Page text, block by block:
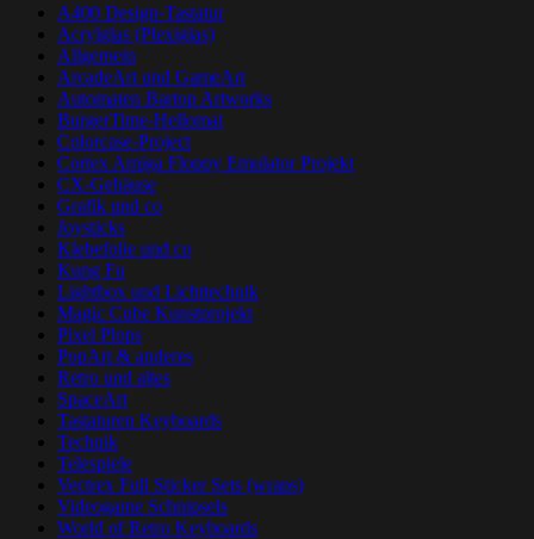
A400 Design-Tastatur
Acrylglas (Plexiglas)
Allgemein
ArcadeArt und GameArt
Automaten Bartop Artworks
BurgerTime-Hellomat
Colorcase-Project
Cortex Amiga Floppy Emulator Projekt
CX-Gehäuse
Grafik und co
Joysticks
Klebefolie und co
Kung Fu
Lightbox und Lichttechnik
Magic Cube Kunstprojekt
Pixel Plops
PopArt & anderes
Retro und altes
SpaceArt
Tastaturen Keyboards
Technik
Telespiele
Vectrex Full Sticker Sets (wraps)
Videogame Schnipsels
World of Retro Keyboards